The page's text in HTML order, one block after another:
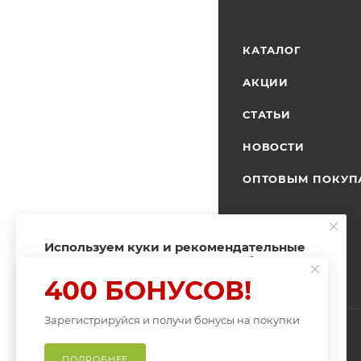
КАТАЛОГ
АКЦИИ
СТАТЬИ
НОВОСТИ
ОПТОВЫМ
Используем куки и рекомендательные
технологии для улучшения работы
Пользуясь сайтом Fishingband.ru, вы
соглашаетесь на использованиефайлов куки.
400 БОНУСОВ!
Зарегистрируйся и получи бонусы на покупки